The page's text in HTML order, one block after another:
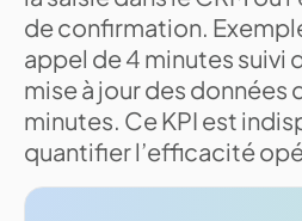
de confirmation.
appel de 4 minutes suivi
mise à jour des données
minutes. Ce KPI est
quantifier l’efficacité